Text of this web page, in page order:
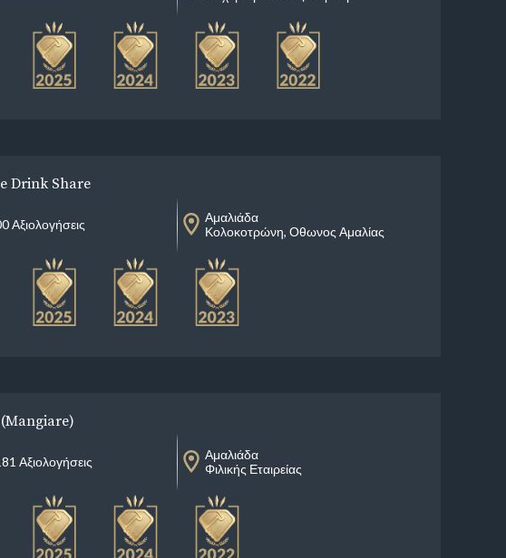
Drink Share
Αξιολογήσεις
Αμαλιάδα
Κολοκοτρώνη, Οθωνος Αμαλίας
Αξιολογήσεις
Αμαλιάδα
Φιλικής Εταιρείας